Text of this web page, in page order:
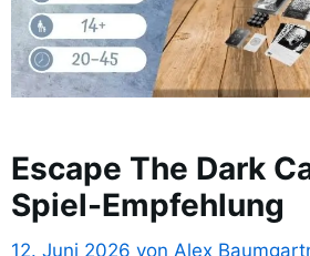
Escape The Dark
Spiel-Empfehlung
12. Juni 2026 von Alex